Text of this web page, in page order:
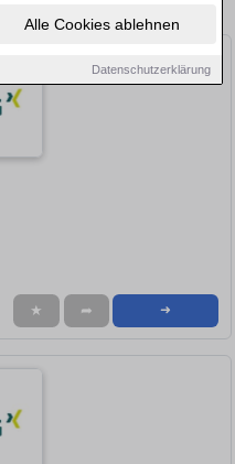
Alle Cookies ablehnen
Datenschutzerklärung
★ ➦ ➜